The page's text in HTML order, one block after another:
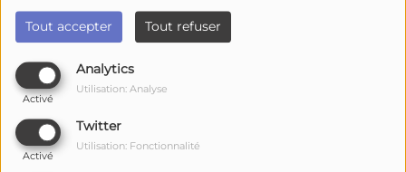
Tout accepter Tout refuser
Analytics
Activé
Utilisation: Analyse
Twitter
Activé
Utilisation: Fonctionnalité